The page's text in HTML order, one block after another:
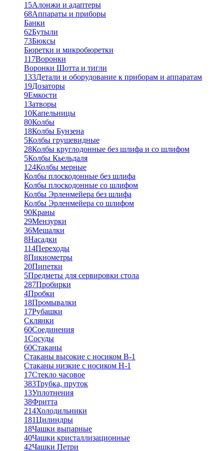
15Алонжи и адаптеры
68Аппараты и приборы
Банки
62Бутыли
73Бюксы
Бюретки и микробюретки
117Воронки
Воронки Шотта и тигли
133Детали и оборудование к приборам и аппаратам
19Дозаторы
9Емкости
1Затворы
10Капельницы
80Колбы
18Колбы Бунзена
5Колбы грушевидные
28Колбы круглодонные без шлифа и со шлифом
5Колбы Кьельдаля
124Колбы мерные
Колбы плоскодонные без шлифа
Колбы плоскодонные со шлифом
Колбы Эрленмейера без шлифа
Колбы Эрленмейера со шлифом
90Краны
29Мензурки
36Мешалки
8Насадки
114Переходы
8Пикнометры
20Пипетки
5Предметы для сервировки стола
287Пробирки
4Пробки
18Промывалки
17Рубашки
Склянки
60Соединения
1Сосуды
60Стаканы
Стаканы высокие с носиком В-1
Стаканы низкие с носиком Н-1
17Стекло часовое
383Трубка, пруток
13Уплотнения
38Фритта
214Холодильники
181Цилиндры
18Чашки выпарные
40Чашки кристаллизационные
42Чашки Петри